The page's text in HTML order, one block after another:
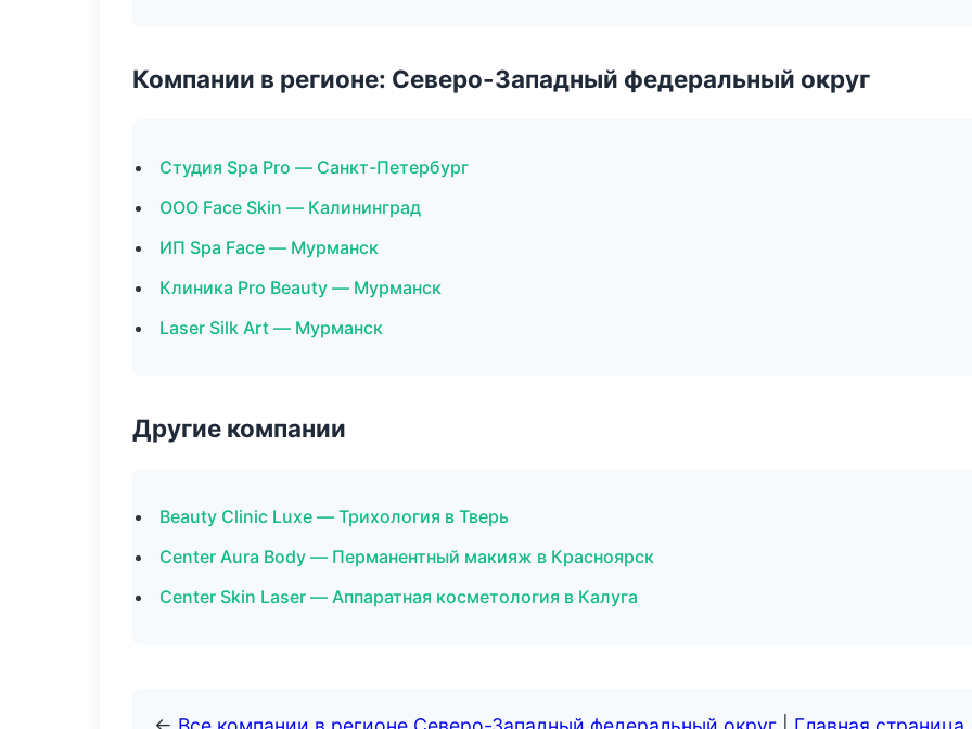
Компании в регионе: Северо-Западный федеральный округ
Студия Spa Pro — Санкт-Петербург
ООО Face Skin — Калининград
ИП Spa Face — Мурманск
Клиника Pro Beauty — Мурманск
Laser Silk Art — Мурманск
Другие компании
Beauty Clinic Luxe — Трихология в Тверь
Center Aura Body — Перманентный макияж в Красноярск
Center Skin Laser — Аппаратная косметология в Калуга